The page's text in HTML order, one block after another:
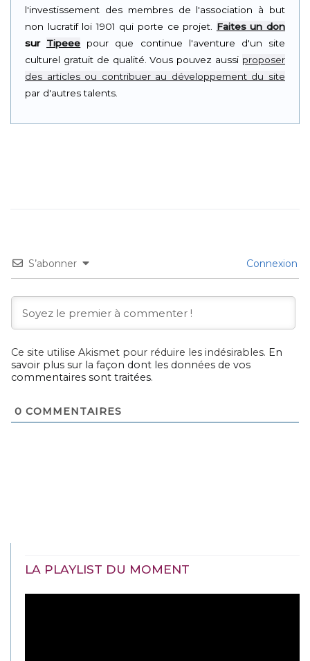
l'investissement des membres de l'association à but
non lucratif loi 1901 qui porte ce projet. Faites un don
sur Tipeee pour que continue l'aventure d'un site
culturel gratuit de qualité. Vous pouvez aussi proposer
des articles ou contribuer au développement du site
par d'autres talents.
S’abonner Connexion
Ce site utilise Akismet pour réduire les indésirables. En
savoir plus sur la façon dont les données de vos
commentaires sont traitées.
0 COMMENTAIRES
LA PLAYLIST DU MOMENT